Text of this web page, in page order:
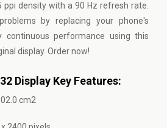
density with a 90 Hz refresh rate.
by replacing your phone's
continuous performance using this
display. Order now!
Display Key Features:
cm2